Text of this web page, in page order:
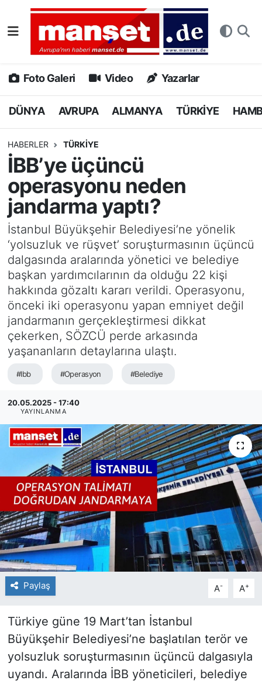
Foto Galeri Video Yazarlar
DÜNYA AVRUPA ALMANYA TÜRKİYE
HABERLER TÜRKİYE
İBB’ye üçüncü
operasyonu neden
jandarma yaptı?
İstanbul Büyükşehir Belediyesi’ne yönelik
‘yolsuzluk ve rüşvet’ soruşturmasının üçüncü
dalgasında aralarında yönetici ve belediye
başkan yardımcılarının da olduğu 22 kişi
hakkında gözaltı kararı verildi. Operasyonu,
önceki iki operasyonu yapan emniyet değil
jandarmanın gerçekleştirmesi dikkat
çekerken, SÖZCÜ perde arkasında
yaşananların detaylarına ulaştı.
#Ibb #Operasyon #Belediye
20.05.2025 - 17:40
YAYINLANMA
Paylaş A- A+
Türkiye güne 19 Mart’tan İstanbul
Büyükşehir Belediyesi’ne başlatılan terör ve
yolsuzluk soruşturmasının üçüncü dalgasıyla
uyandı. Aralarında İBB yöneticileri, belediye
DÜNYA
AVRUPA
ALMANYA
HAMBURG
SPOR
DEUTSCH
EKONOMİ
SİYASET
SAĞLIK
Nöbetçi Eczaneler
Hava Durumu
Namaz Vakitleri
Puan Durumu ve Fikstür
Tüm Manşetler
Son Dakika Haberleri
Haber Arşivi